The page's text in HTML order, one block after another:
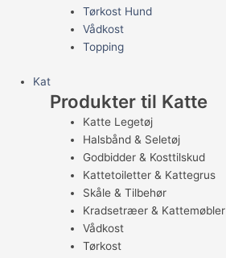
Tørkost Hund
Vådkost
Topping
Kat
Produkter til Katte
Katte Legetøj
Halsbånd & Seletøj
Godbidder & Kosttilskud
Kattetoiletter & Kattegrus
Skåle & Tilbehør
Kradsetræer & Kattemøbler
Vådkost
Tørkost